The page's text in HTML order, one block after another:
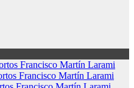
Francisco Martín Larami
Francisco Martín Larami